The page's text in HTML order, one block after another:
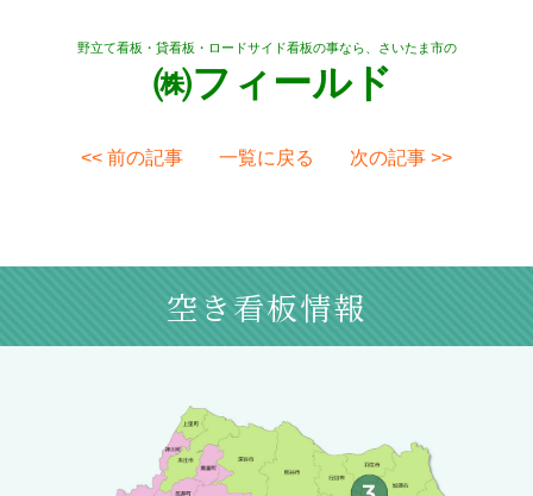
野立て看板・貸看板・ロードサイド看板の事なら、さいたま市の
㈱フィールド
<< 前の記事 一覧に戻る 次の記事 >>
空き看板情報